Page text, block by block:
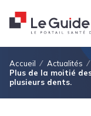
Fil d'Ariane
Accueil Actualités
Plus de la moitié
plusieurs dents.